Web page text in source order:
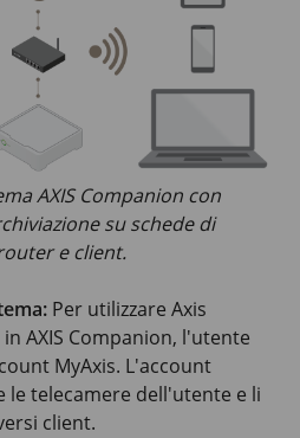
AXIS Companion con
su schede di
e client.
Per utilizzare Axis
AXIS Companion, l'utente
MyAxis. L'account
le telecamere dell'utente e li
client.